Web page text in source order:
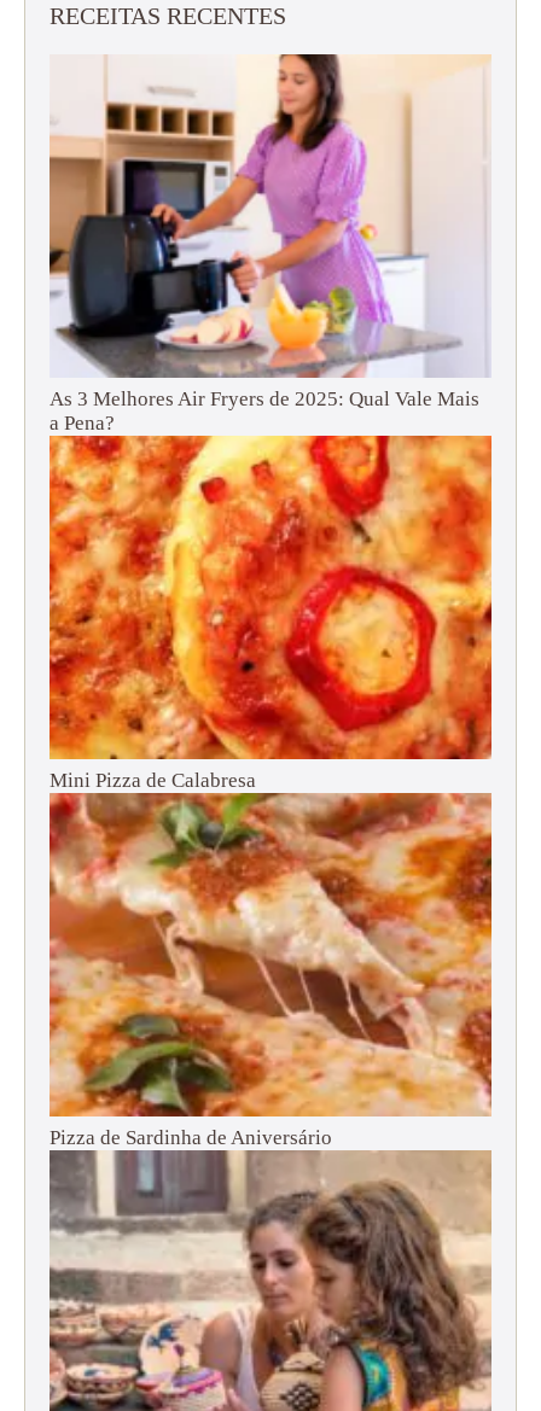
RECEITAS RECENTES
As 3 Melhores Air Fryers de 2025: Qual Vale Mais
a Pena?
Mini Pizza de Calabresa
Pizza de Sardinha de Aniversário